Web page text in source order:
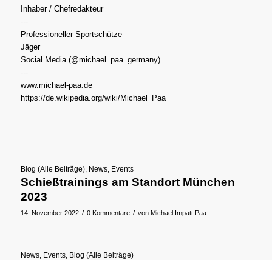
Inhaber / Chefredakteur
---
Professioneller Sportschütze
Jäger
Social Media (@michael_paa_germany)
---
www.michael-paa.de
https://de.wikipedia.org/wiki/Michael_Paa
Blog (Alle Beiträge), News, Events
Schießtrainings am Standort München
2023
14. November 2022 / 0 Kommentare / von Michael Impatt Paa
News, Events, Blog (Alle Beiträge)